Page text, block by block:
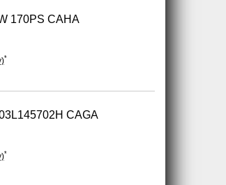
170PS CAHA
*
CAGA
*